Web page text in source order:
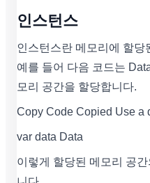
인스턴스
인스턴스란 메모리에 할당
예를 들어 다음 코드는
모리 공간을 할당합니다.
Copy Code Copied Use a
var data Data
이렇게 할당된 메모리 공